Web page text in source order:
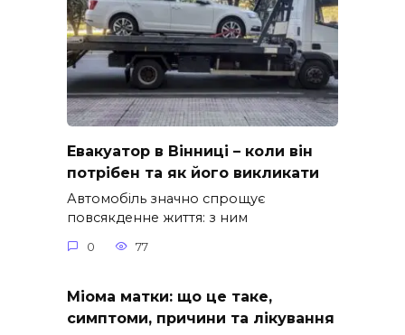
Евакуатор в Вінниці – коли він
потрібен та як його викликати
Автомобіль значно спрощує
повсякденне життя: з ним
0 77
Міома матки: що це таке,
симптоми, причини та лікування